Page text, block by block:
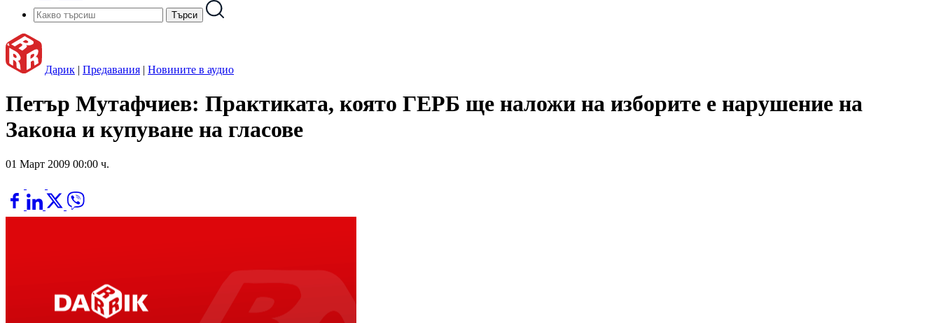
Дарик | Предавания | Новините в аудио
Петър Мутафчиев: Практиката, която ГЕРБ ще наложи на изборите е нарушение на
Закона и купуване на гласове
01 Март 2009 00:00 ч.